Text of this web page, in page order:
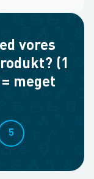
vores
(1
meget
5